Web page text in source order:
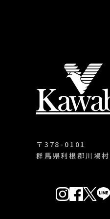
〒378-0101
群馬県利根郡川場村